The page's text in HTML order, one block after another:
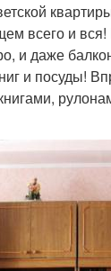
всего и
и даже
и посуды!